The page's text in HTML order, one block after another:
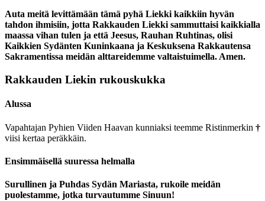
Auta meitä levittämään tämä pyhä Liekki kaikkiin hyvän
tahdon ihmisiin, jotta Rakkauden Liekki sammuttaisi kaikkialla
maassa vihan tulen ja että Jeesus, Rauhan Ruhtinas, olisi
Kaikkien Sydänten Kuninkaana ja Keskuksena Rakkautensa
Sakramentissa meidän alttareidemme valtaistuimella. Amen.
Rakkauden Liekin rukouskukka
Alussa
Vapahtajan Pyhien Viiden Haavan kunniaksi teemme Ristinmerkin †
viisi kertaa peräkkäin.
Ensimmäisellä suuressa helmalla
Surullinen ja Puhdas Sydän Mariasta, rukoile meidän
puolestamme, jotka turvautumme Sinuun!